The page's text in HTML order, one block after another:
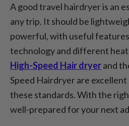
A good travel hairdryer is an
any trip. It should be
powerful, with useful features
technology and different
High-Speed Hair dryerand
Speed Hairdryer are
these standards. With the
well-prepared for your next